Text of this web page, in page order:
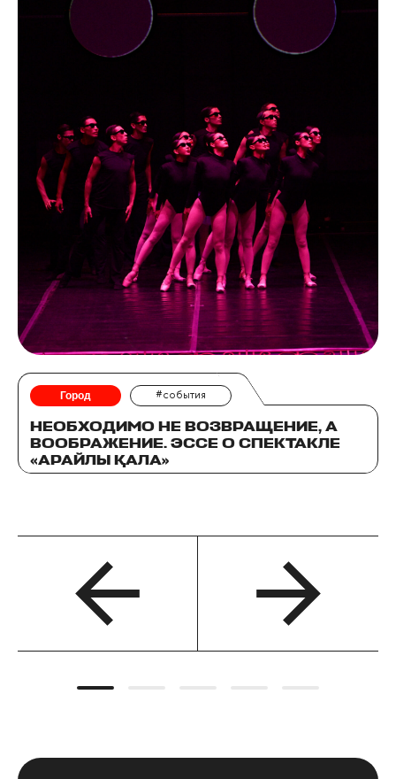
Город #события
НЕОБХОДИМО НЕ ВОЗВРАЩЕНИЕ, А
ВООБРАЖЕНИЕ. ЭССЕ О СПЕКТАКЛЕ
«АРАЙЛЫ ҚАЛА»